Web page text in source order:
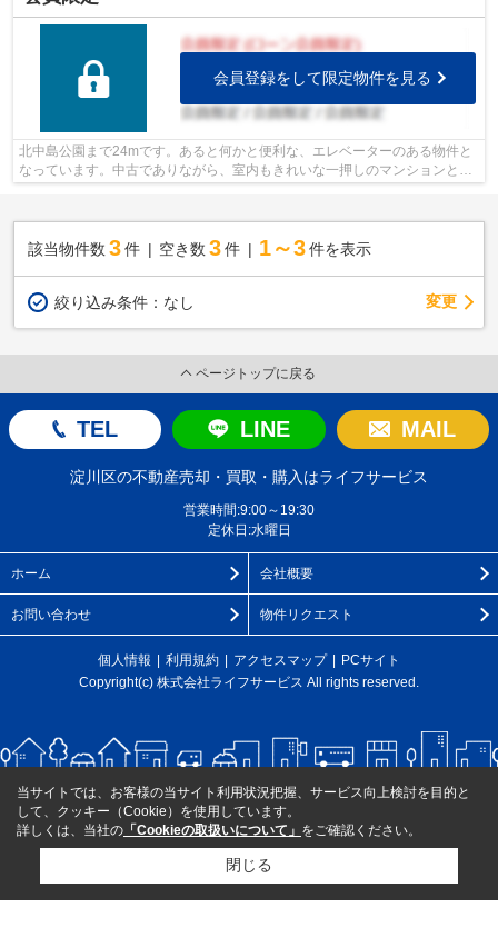
会員登録をして限定物件を見る
北中島公園まで24mです。あると何かと便利な、エレベーターのある物件と
なっています。中古でありながら、室内もきれいな一押しのマンションとな
っています。駅徒歩8分の物件です。不...
該当物件数 3件 空き数 3 件 1～3 件を表示
絞り込み条件： なし 変更
ページトップに戻る
TEL LINE MAIL
淀川区の不動産売却・買取・購入はライフサービス
営業時間:9:00～19:30
定休日:水曜日
ホーム 会社概要
お問い合わせ 物件リクエスト
個人情報 利用規約 アクセスマップ
PCサイト
Copyright(c) 株式会社ライフサービス All rights reserved.
当サイトでは、お客様の当サイト利用状況把握、サービス向上検討を目的と
して、クッキー（Cookie）を使用しています。
詳しくは、当社の 「Cookieの取扱いについて」 をご確認ください。
閉じる